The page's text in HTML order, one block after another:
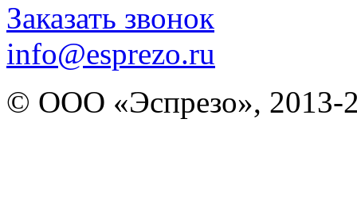
Заказать звонок
info@esprezo.ru
© ООО «Эспрезо», 2013-